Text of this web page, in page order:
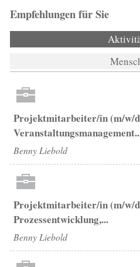
Empfehlungen für Sie
Projektmitarbeiter/in (m/w/
Benny Liebold
Projektmitarbeiter/in (m/w/
Prozessentwicklung,...
Benny Liebold